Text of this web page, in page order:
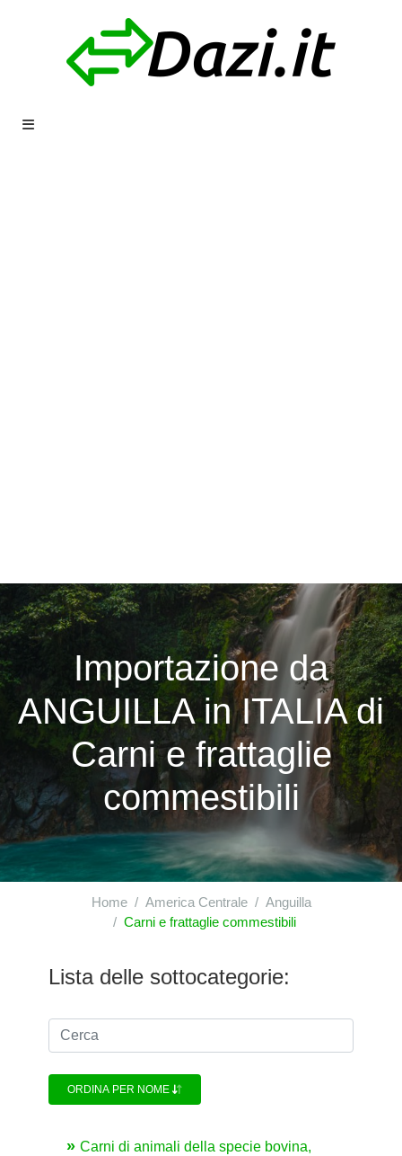
Importazione da
ANGUILLA in ITALIA di
Carni e frattaglie
commestibili
Home America Centrale
Anguilla
Carni e frattaglie commestibili
Lista delle sottocategorie:
ORDINA PER NOME
Carni di animali della specie bovina,